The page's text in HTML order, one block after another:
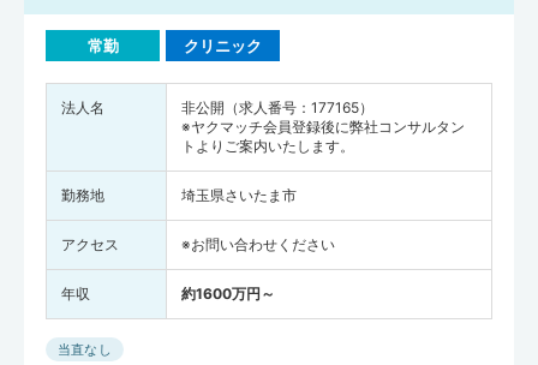
常勤 クリニック
法人名
非公開（求人番号：177165）
※ヤクマッチ会員登録後に弊社コンサルタン
トよりご案内いたします。
勤務地 埼玉県さいたま市
アクセス ※お問い合わせください
年収 約1600万円～
当直なし